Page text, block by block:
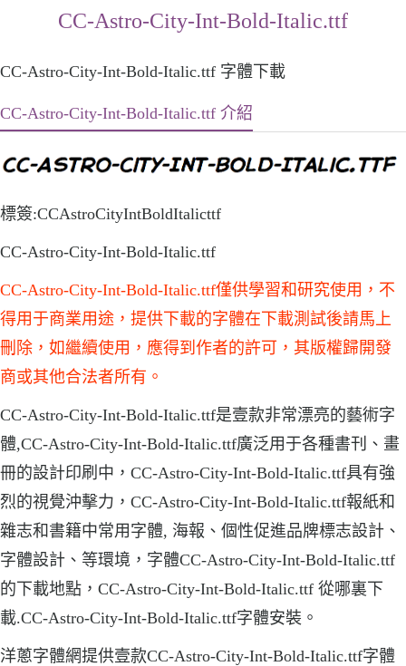
CC-Astro-City-Int-Bold-Italic.ttf
CC-Astro-City-Int-Bold-Italic.ttf 字體下載
CC-Astro-City-Int-Bold-Italic.ttf 介紹
標簽:CCAstroCityIntBoldItalicttf
CC-Astro-City-Int-Bold-Italic.ttf
CC-Astro-City-Int-Bold-Italic.ttf僅供學習和研究使用，不
得用于商業用途，提供下載的字體在下載測試後請馬上
刪除，如繼續使用，應得到作者的許可，其版權歸開發
商或其他合法者所有。
CC-Astro-City-Int-Bold-Italic.ttf是壹款非常漂亮的藝術字
體,CC-Astro-City-Int-Bold-Italic.ttf廣泛用于各種書刊、畫
冊的設計印刷中，CC-Astro-City-Int-Bold-Italic.ttf具有強
烈的視覺沖擊力，CC-Astro-City-Int-Bold-Italic.ttf報紙和
雜志和書籍中常用字體, 海報、個性促進品牌標志設計、
字體設計、等環境，字體CC-Astro-City-Int-Bold-Italic.ttf
的下載地點，CC-Astro-City-Int-Bold-Italic.ttf 從哪裏下
載.CC-Astro-City-Int-Bold-Italic.ttf字體安裝。
洋蔥字體網提供壹款CC-Astro-City-Int-Bold-Italic.ttf字體